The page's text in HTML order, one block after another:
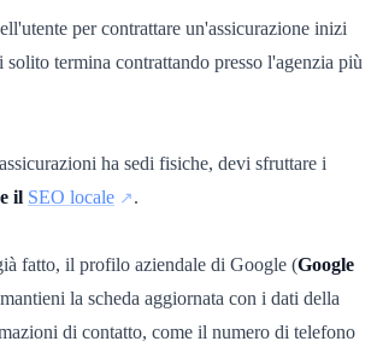
per contrattare un'assicurazione inizi
solito termina contrattando presso l'agenzia più
ha sedi fisiche, devi sfruttare i
il SEO locale .
fatto, il profilo aziendale di Google (Google
la scheda aggiornata con i dati della
di contatto, come il numero di telefono